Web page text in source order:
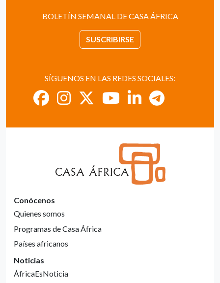
BOLETÍN SEMANAL DE CASA ÁFRICA
SUSCRIBIRSE
SÍGUENOS EN LAS REDES SOCIALES:
Conócenos
Quienes somos
Programas de Casa África
Países africanos
Noticias
ÁfricaEsNoticia